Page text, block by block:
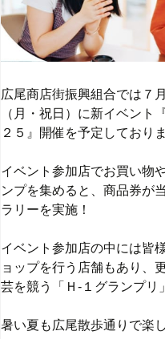
広尾商店街振興組合では７
（月・祝日）に新イベント
２５』開催を予定しておりま
イベント参加店でお買い物
ンプを集めると、商品券が
ラリーを実施！
イベント参加店の中には皆
ョップを行う店舗もあり、
芸を競う「Ｈ-１グランプリ
暑い夏も広尾散歩通りで楽